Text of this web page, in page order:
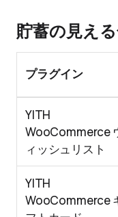
貯蓄の見え
プラグイン
YITH
WooCommerce
ィッシュリスト
YITH
WooCommerce